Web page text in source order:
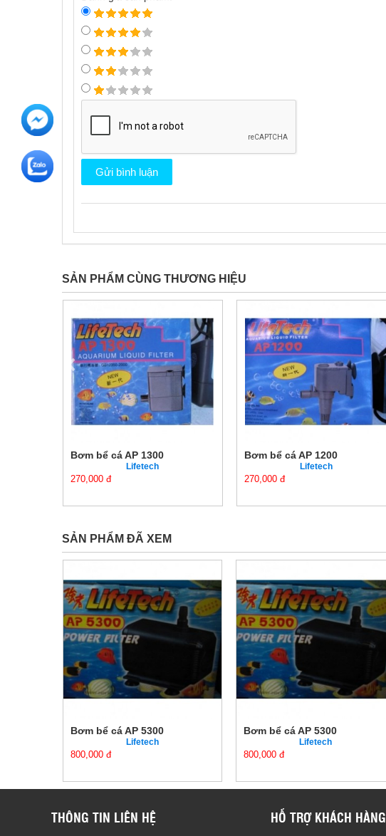
SẢN PHẨM CÙNG THƯƠNG HIỆU
Bơm bể cá AP 1300
Lifetech
270,000 đ
Bơm bể cá AP 1200
Lifetech
270,000 đ
SẢN PHẨM ĐÃ XEM
Bơm bể cá AP 5300
Lifetech
800,000 đ
Bơm bể cá AP 5300
Lifetech
800,000 đ
THÔNG TIN LIÊN HỆ HỖ TRỢ KHÁCH HÀNG